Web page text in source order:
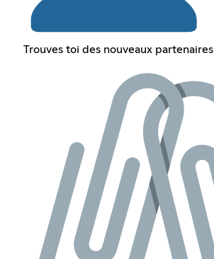
Trouves toi des nouveaux partenaires